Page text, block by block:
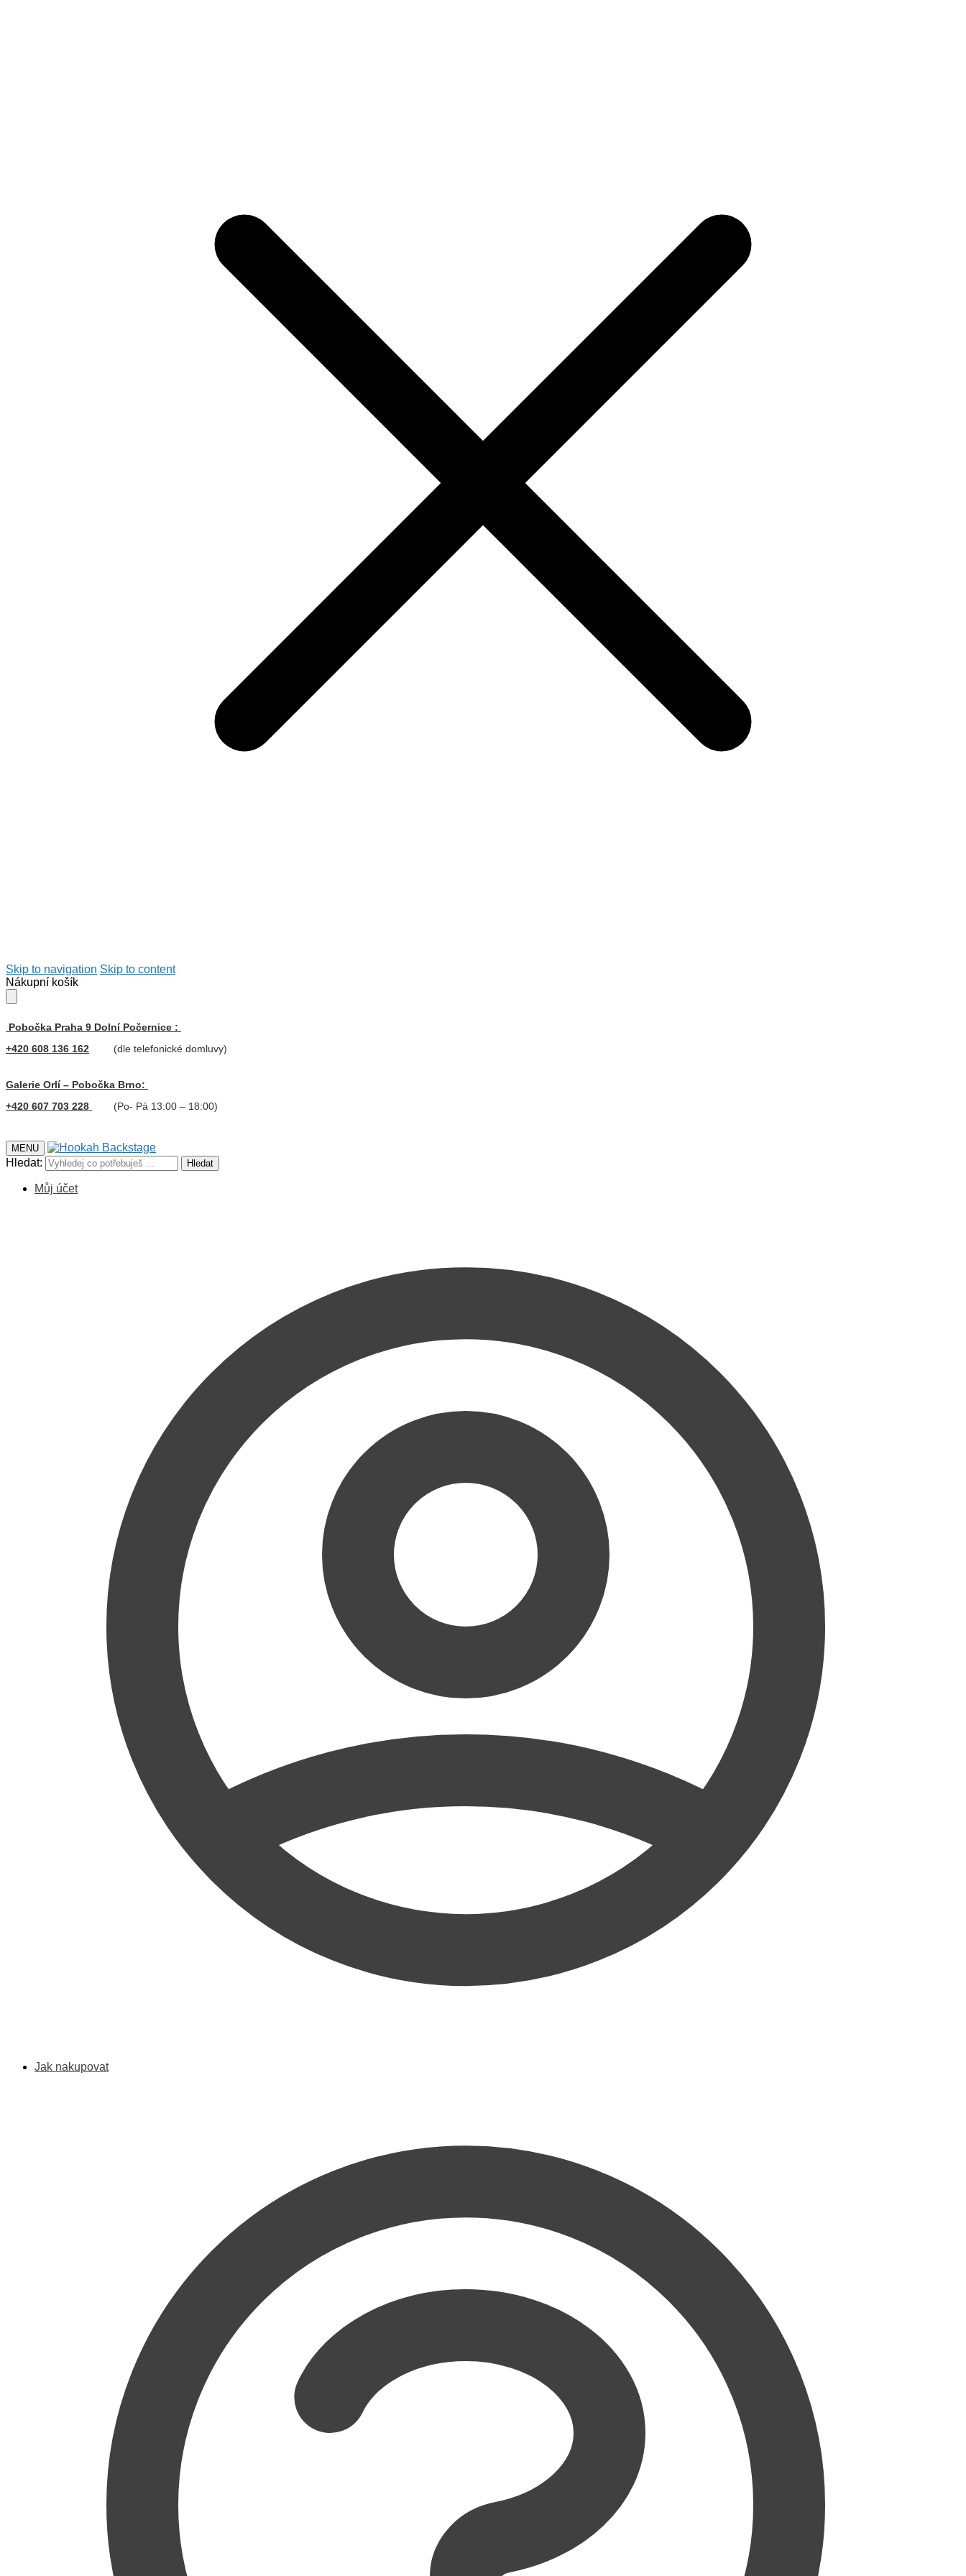
Skip to navigation Skip to content
Nákupní košík
Pobočka Praha 9 Dolní Počernice :
+420 608 136 162
(dle telefonické domluvy)
Galerie Orlí – Pobočka Brno:
+420 607 703 228
(Po- Pá 13:00 – 18:00)
MENU
Hledat: Hledat
Můj účet
Jak nakupovat